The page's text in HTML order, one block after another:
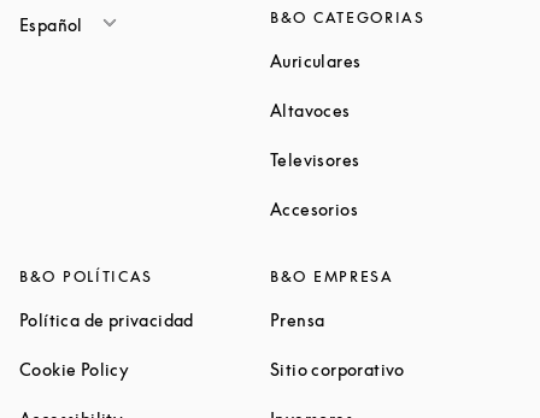
Español B&O CATEGORIAS
Auriculares
Altavoces
Televisores
Accesorios
B&O POLÍTICAS
Política de privacidadLink Opens in New Tab
Cookie PolicyLink Opens in New Tab
B&O EMPRESA
PrensaLink Opens in New Tab
Sitio corporativoLink Opens in